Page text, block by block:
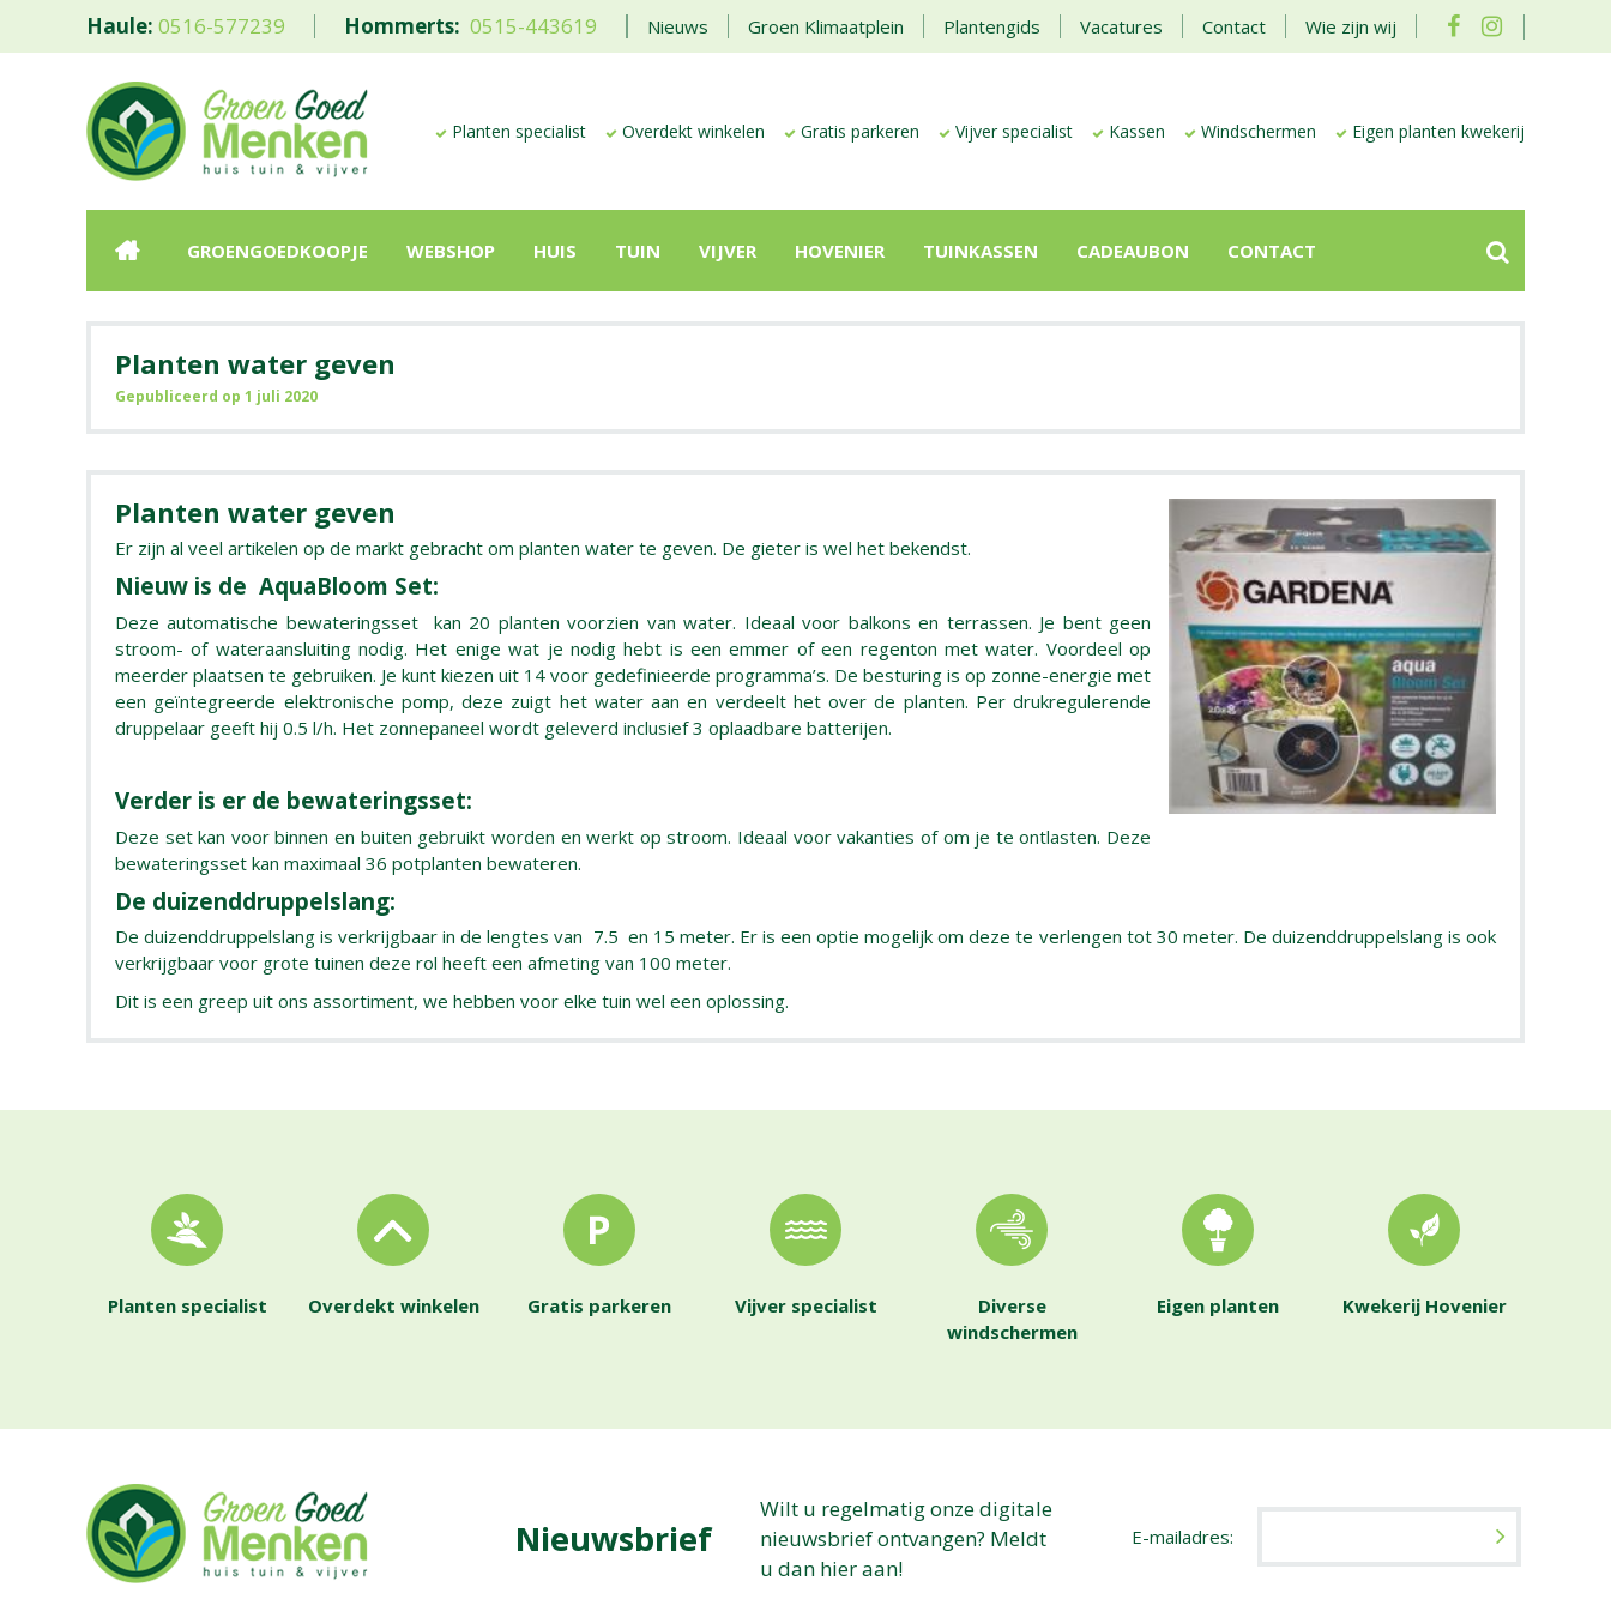
Haule: 0516-577239 Hommerts: 0515-443619 Nieuws Groen Klimaatplein Plantengids Vacatures Contact Wie zijn wij
Planten specialist Overdekt winkelen Gratis parkeren Vijver specialist Kassen Windschermen Eigen planten kwekerij
GROENGOEDKOOPJE WEBSHOP HUIS TUIN VIJVER HOVENIER TUINKASSEN CADEAUBON CONTACT
Planten water geven
Gepubliceerd op 1 juli 2020
Planten water geven
Er zijn al veel artikelen op de markt gebracht om planten water te geven. De gieter is wel het bekendst.
Nieuw is de ​ AquaBloom Set:
Deze automatische bewateringsset kan 20 planten voorzien van water. Ideaal voor balkons en terrassen. Je bent geen
stroom- of wateraansluiting nodig. Het enige wat je nodig hebt is een emmer of een regenton met water. Voordeel op
meerder plaatsen te gebruiken. Je kunt kiezen uit 14 voor gedefinieerde programma’s. De besturing is op zonne-energie met
een geïntegreerde elektronische pomp, deze zuigt het water aan en verdeelt het over de planten. Per drukregulerende
druppelaar geeft hij 0.5 l/h. Het zonnepaneel wordt geleverd inclusief 3 oplaadbare batterijen.
Verder is er de bewateringsset:
Deze set kan voor binnen en buiten gebruikt worden en werkt op stroom. Ideaal voor vakanties of om je te ontlasten. Deze
bewateringsset kan maximaal 36 potplanten bewateren.
De duizenddruppelslang:
De duizenddruppelslang is verkrijgbaar in de lengtes van 7.5 en 15 meter. Er is een optie mogelijk om deze te verlengen tot 30 meter. De duizenddruppelslang is ook
verkrijgbaar voor grote tuinen deze rol heeft een afmeting van 100 meter.
Dit is een greep uit ons assortiment, we hebben voor elke tuin wel een oplossing.
Planten specialist Overdekt winkelen Gratis parkeren Vijver specialist
Diverse
windschermen
Eigen planten Kwekerij Hovenier
Nieuwsbrief
Wilt u regelmatig onze digitale
nieuwsbrief ontvangen? Meldt
u dan hier aan!
E-mailadres: